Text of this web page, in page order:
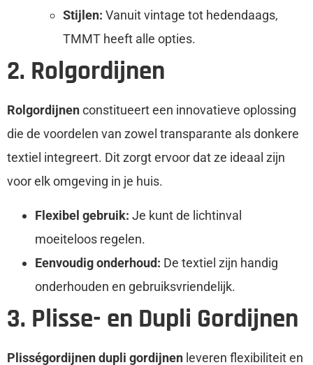
Stijlen: Vanuit vintage tot hedendaags,
TMMT heeft alle opties.
2. Rolgordijnen
Rolgordijnenconstitueert een innovatieve oplossing
die de voordelen van zowel transparante als donkere
textiel integreert. Dit zorgt ervoor dat ze ideaal zijn
voor elk omgeving in je huis.
Flexibel gebruik: Je kunt de lichtinval
moeiteloos regelen.
Eenvoudig onderhoud: De textiel zijn handig
onderhouden en gebruiksvriendelijk.
3. Plisse- en Dupli Gordijnen
Plisségordijnen dupli gordijnen leveren flexibiliteit en